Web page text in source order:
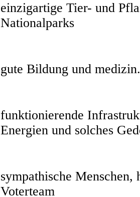
einzigartige Tier- und
Nationalparks
gute Bildung und
funktionierende
Energien und solches
sympathische
Voterteam